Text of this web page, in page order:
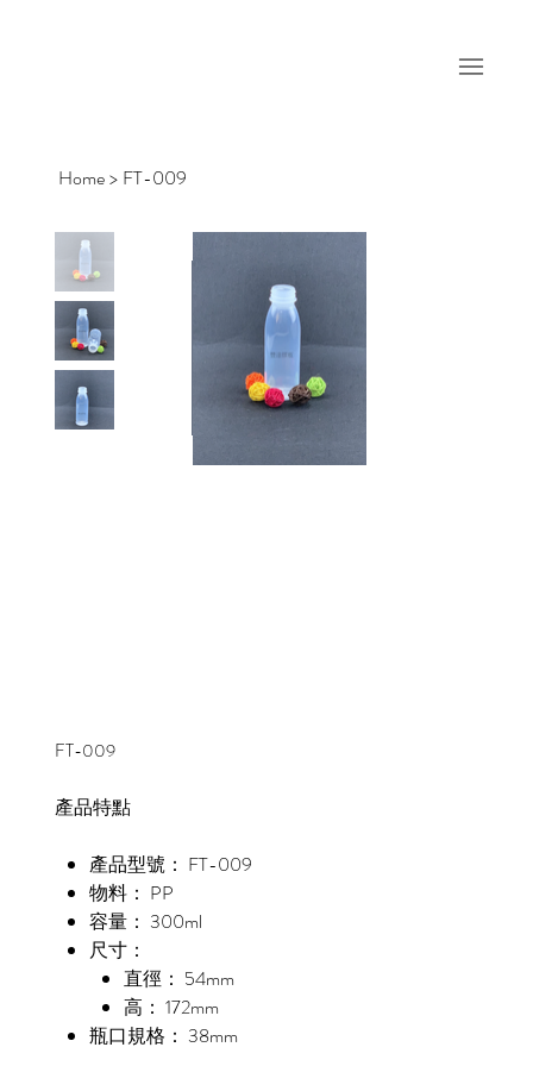
Home> FT-009
FT-009
產品特點
產品型號： FT-009
物料： PP
容量： 300ml
尺寸：
直徑： 54mm
高： 172mm
瓶口規格： 38mm